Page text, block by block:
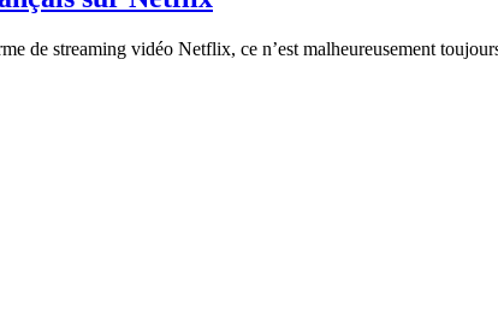
de streaming vidéo Netflix, ce n’est malheureusement